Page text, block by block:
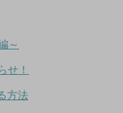
～
せ！
方法